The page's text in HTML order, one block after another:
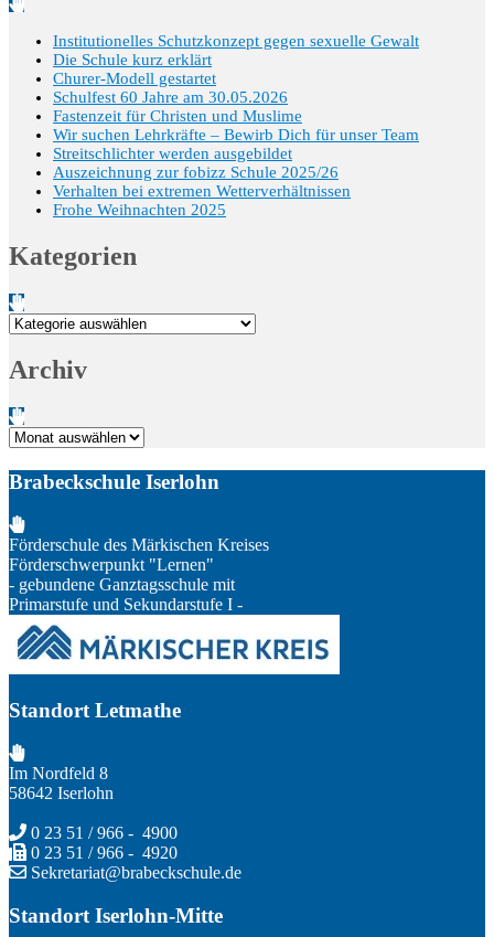
Institutionelles Schutzkonzept gegen sexuelle Gewalt
Die Schule kurz erklärt
Churer-Modell gestartet
Schulfest 60 Jahre am 30.05.2026
Fastenzeit für Christen und Muslime
Wir suchen Lehrkräfte – Bewirb Dich für unser Team
Streitschlichter werden ausgebildet
Auszeichnung zur fobizz Schule 2025/26
Verhalten bei extremen Wetterverhältnissen
Frohe Weihnachten 2025
Kategorien
Kategorien
Archiv
Archiv
Brabeckschule Iserlohn
Förderschule des Märkischen Kreises
Förderschwerpunkt "Lernen"
- gebundene Ganztagsschule mit
Primarstufe und Sekundarstufe I -
Standort Letmathe
Im Nordfeld 8
58642 Iserlohn
0 23 51 / 966 - 4900
0 23 51 / 966 - 4920
Sekretariat@brabeckschule.de
Standort Iserlohn-Mitte